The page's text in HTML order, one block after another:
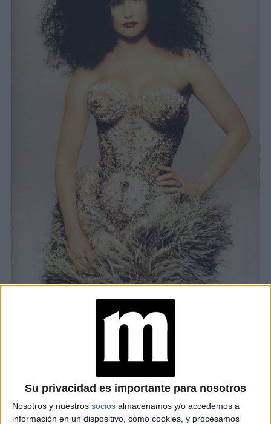
Su privacidad es importante para nosotros
Nosotros y nuestros socios almacenamos y/o accedemos a
información en un dispositivo, como cookies, y procesamos
CAPTION
Su gran amor y compinche
En la Londres de 1971, junto a McLaren, Vivienne inauguró
unaboutique de ropa usadade los años 50, donde
también vendían discos de rock.